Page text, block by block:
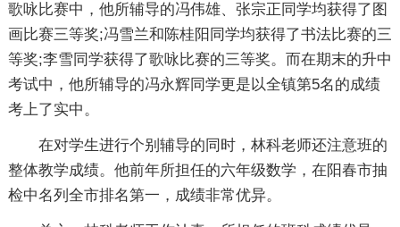
歌咏比赛中，他所辅导的冯伟雄、张宗正同学均获得了图
画比赛三等奖;冯雪兰和陈桂阳同学均获得了书法比赛的三
等奖;李雪同学获得了歌咏比赛的三等奖。而在期末的升中
考试中，他所辅导的冯永辉同学更是以全镇第5名的成绩
考上了实中。
在对学生进行个别辅导的同时，林科老师还注意班的
整体教学成绩。他前年所担任的六年级数学，在阳春市抽
检中名列全市排名第一，成绩非常优异。